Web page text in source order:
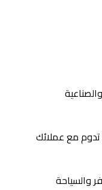
تدوم مع عملائك
والسياحة